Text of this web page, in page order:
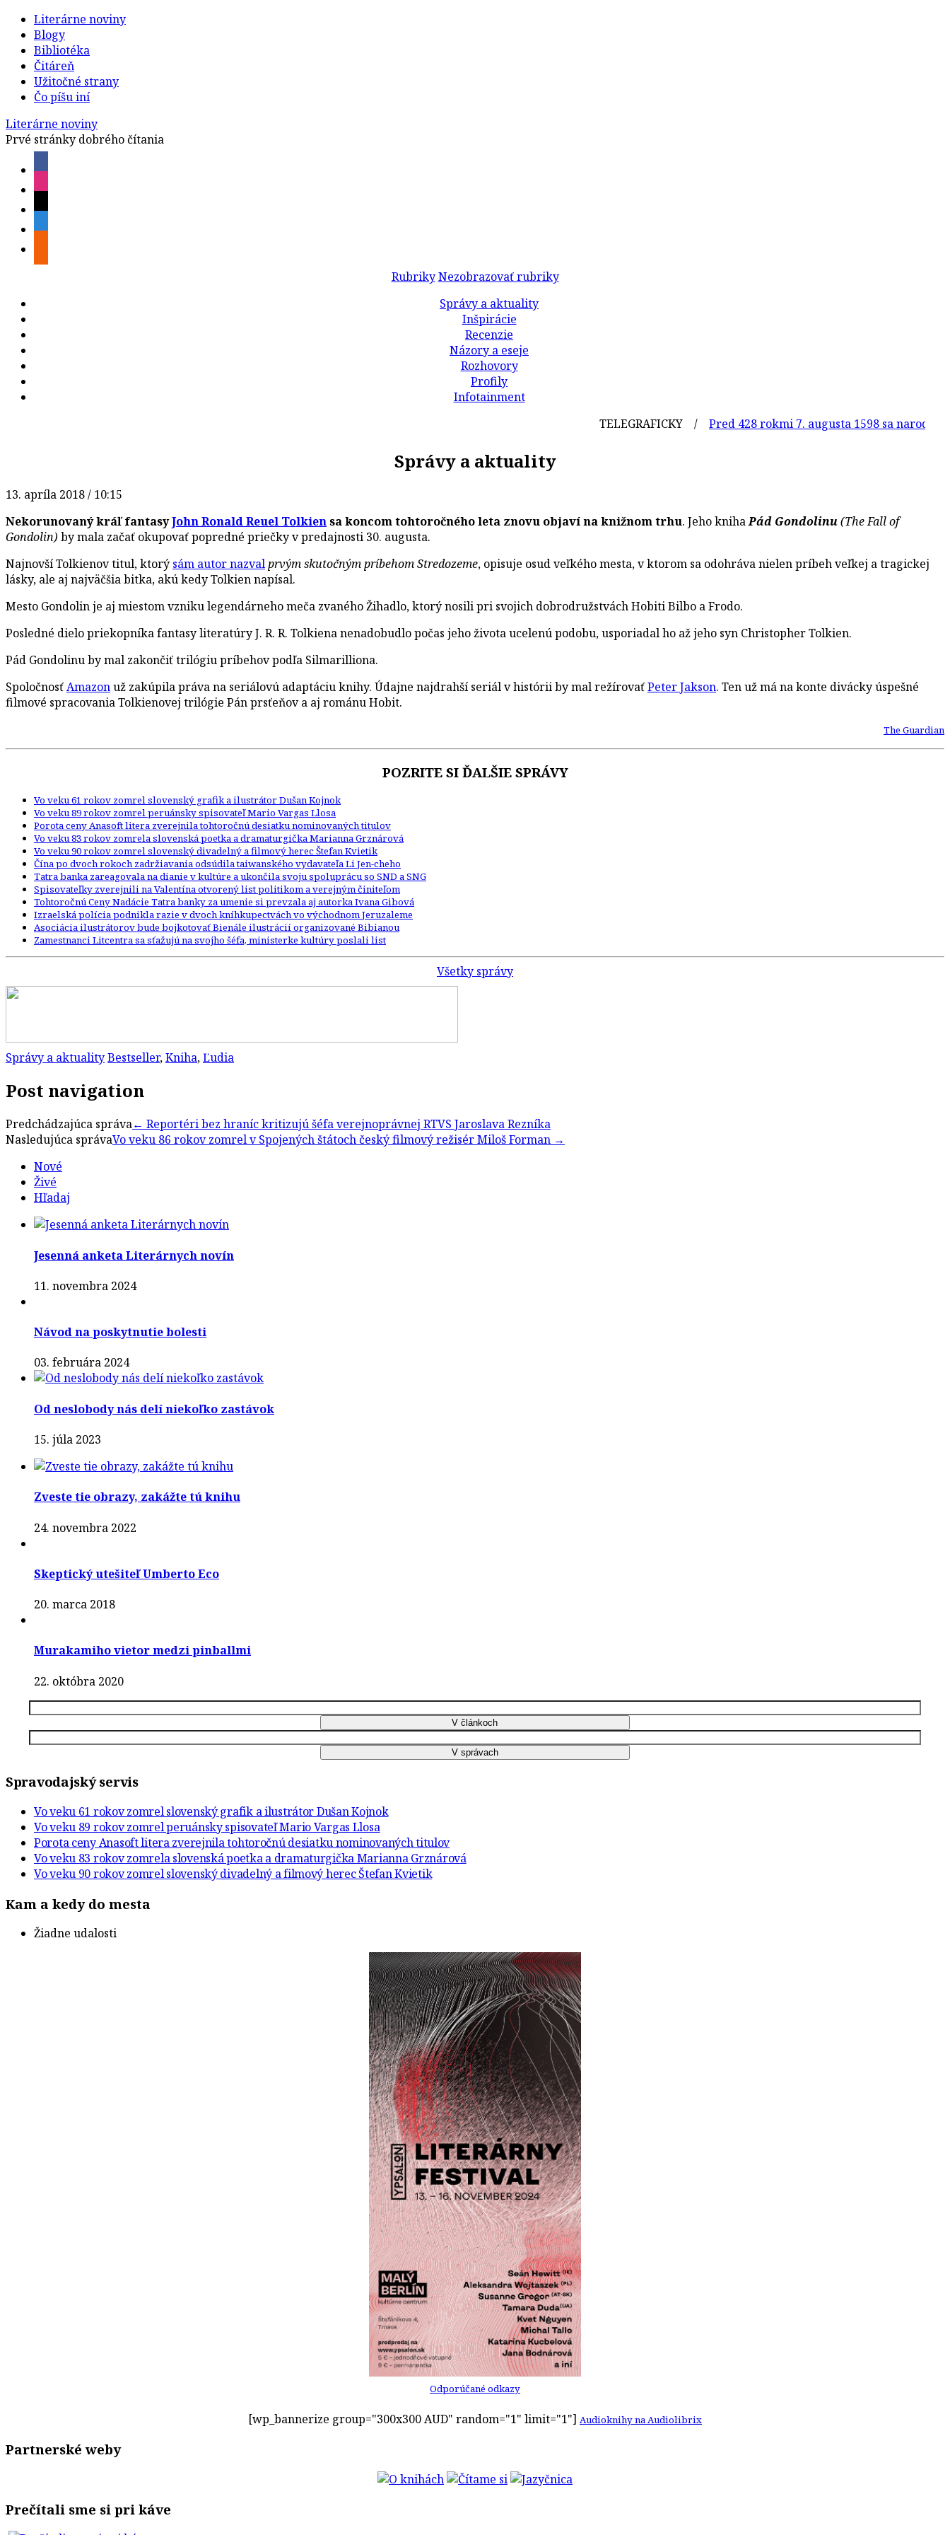
Literárne noviny
Blogy
Bibliotéka
Čitáreň
Užitočné strany
Čo píšu iní
Literárne noviny
Prvé stránky dobrého čítania
Rubriky Nezobrazovať rubriky
Správy a aktuality
Inšpirácie
Recenzie
Názory a eseje
Rozhovory
Profily
Infotainment
TELEGRAFICKY /Pred 428 rokmi 7. augusta 1598 sa narodil švédsky
Správy a aktuality
13. apríla 2018 / 10:15
Nekorunovaný kráľ fantasyJohn Ronald Reuel Tolkiensa koncom tohtoročného leta znovu objaví na knižnom trhu. Jeho knihaPád Gondolinu(The Fall of
Gondolin) by mala začať okupovať popredné priečky v predajnosti 30. augusta.
Najnovší Tolkienov titul, ktorý sám autor nazvalprvým skutočným príbehom Stredozeme, opisuje osud veľkého mesta, v ktorom sa odohráva nielen príbeh veľkej a tragickej
lásky, ale aj najväčšia bitka, akú kedy Tolkien napísal.
Mesto Gondolin je aj miestom vzniku legendárneho meča zvaného Žihadlo, ktorý nosili pri svojich dobrodružstvách Hobiti Bilbo a Frodo.
Posledné dielo priekopníka fantasy literatúry J. R. R. Tolkiena nenadobudlo počas jeho života ucelenú podobu, usporiadal ho až jeho syn Christopher Tolkien.
Pád Gondolinu by mal zakončiť trilógiu príbehov podľa Silmarilliona.
SpoločnosťAmazonuž zakúpila práva na seriálovú adaptáciu knihy. Údajne najdrahší seriál v histórii by mal režírovaťPeter Jakson. Ten už má na konte divácky úspešné
filmové spracovania Tolkienovej trilógie Pán prsťeňov a aj románu Hobit.
The Guardian
POZRITE SI ĎALŠIE SPRÁVY
Vo veku 61 rokov zomrel slovenský grafik a ilustrátor Dušan Kojnok
Vo veku 89 rokov zomrel peruánsky spisovateľ Mario Vargas Llosa
Porota ceny Anasoft litera zverejnila tohtoročnú desiatku nominovaných titulov
Vo veku 83 rokov zomrela slovenská poetka a dramaturgička Marianna Grznárová
Vo veku 90 rokov zomrel slovenský divadelný a filmový herec Štefan Kvietik
Čína po dvoch rokoch zadržiavania odsúdila taiwanského vydavateľa Li Jen-cheho
Tatra banka zareagovala na dianie v kultúre a ukončila svoju spoluprácu so SND a SNG
Spisovateľky zverejnili na Valentína otvorený list politikom a verejným činiteľom
Tohtoročnú Ceny Nadácie Tatra banky za umenie si prevzala aj autorka Ivana Gibová
Izraelská polícia podnikla razie v dvoch kníhkupectvách vo východnom Jeruzaleme
Asociácia ilustrátorov bude bojkotovať Bienále ilustrácií organizované Bibianou
Zamestnanci Litcentra sa sťažujú na svojho šéfa, ministerke kultúry poslali list
Všetky správy
Správy a aktualityBestseller,Kniha,Ľudia
Post navigation
Predchádzajúca správa← Reportéri bez hraníc kritizujú šéfa verejnoprávnej RTVS Jaroslava Rezníka
Nasledujúca správaVo veku 86 rokov zomrel v Spojených štátoch český filmový režisér Miloš Forman →
Nové
Živé
Hľadaj
Jesenná anketa Literárnych novín
11. novembra 2024
Návod na poskytnutie bolesti
03. februára 2024
Od neslobody nás delí niekoľko zastávok
15. júla 2023
Zveste tie obrazy, zakážte tú knihu
24. novembra 2022
Skeptický utešiteľ Umberto Eco
20. marca 2018
Murakamiho vietor medzi pinballmi
22. októbra 2020
Spravodajský servis
Vo veku 61 rokov zomrel slovenský grafik a ilustrátor Dušan Kojnok
Vo veku 89 rokov zomrel peruánsky spisovateľ Mario Vargas Llosa
Porota ceny Anasoft litera zverejnila tohtoročnú desiatku nominovaných titulov
Vo veku 83 rokov zomrela slovenská poetka a dramaturgička Marianna Grznárová
Vo veku 90 rokov zomrel slovenský divadelný a filmový herec Štefan Kvietik
Kam a kedy do mesta
Žiadne udalosti
Odporúčané odkazy
[wp_bannerize group="300x300 AUD" random="1" limit="1"] Audioknihy na Audiolibrix
Partnerské weby
Prečítali sme si pri káve